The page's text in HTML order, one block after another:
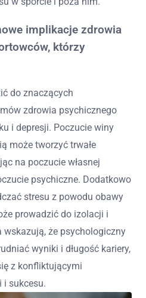
implikacje zdrowia
którzy
do znaczących
zdrowia psychicznego
i depresji. Poczucie winy
może tworzyć trwałe
na poczucie własnej
psychiczne. Dodatkowo
stresu z powodu obawy
prowadzić do izolacji i
wskazują, że psychologiczny
wyniki i długość kariery,
z konfliktującymi
i sukcesu.